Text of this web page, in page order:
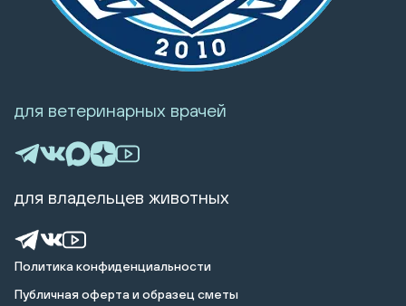
Политика конфиденциальности
Публичная оферта и образец сметы
для ветеринарных врачей
для владельцев животных